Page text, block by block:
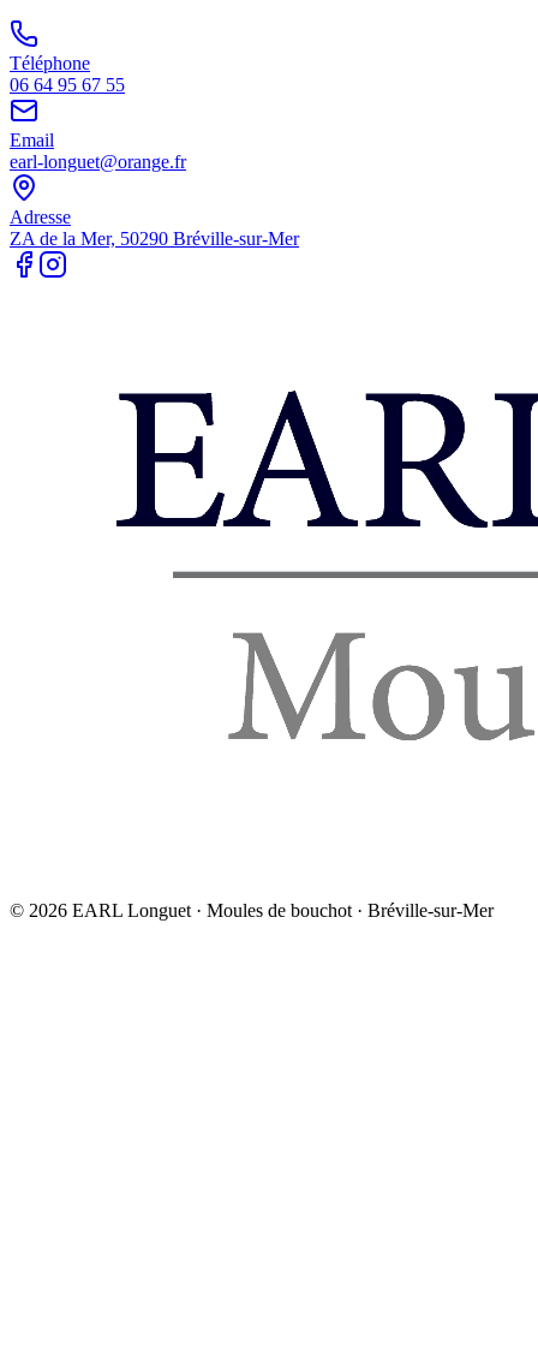
Téléphone
06 64 95 67 55
Email
earl-longuet@orange.fr
Adresse
ZA de la Mer, 50290 Bréville-sur-Mer
© 2026 EARL Longuet · Moules de bouchot · Bréville-sur-Mer